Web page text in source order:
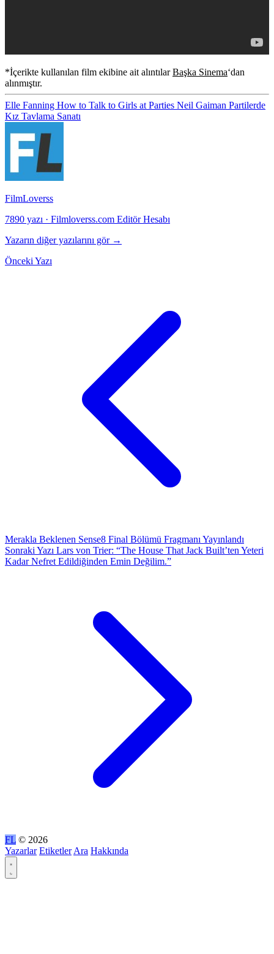
*İçerikte kullanılan film ekibine ait alıntılarBaşka Sinema‘dan
alınmıştır.
Elle Fanning How to Talk to Girls at Parties Neil Gaiman Partilerde
Kız Tavlama Sanatı
FilmLoverss
7890 yazı · Filmloverss.com Editör Hesabı
Yazarın diğer yazılarını gör →
Önceki Yazı
Merakla Beklenen Sense8 Final Bölümü Fragmanı Yayınlandı
Sonraki Yazı Lars von Trier: “The House That Jack Built’ten Yeteri
Kadar Nefret Edildiğinden Emin Değilim.”
FL © 2026
Yazarlar Etiketler Ara Hakkında